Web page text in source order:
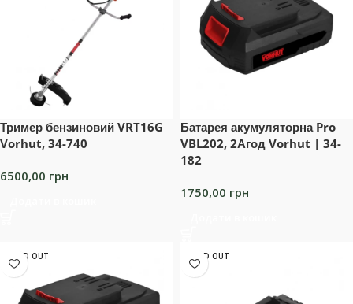
Тример бензиновий VRT16G
Vorhut, 34-740
6500,00 грн
Батарея акумуляторна Pro
VBL202, 2Агод Vorhut | 34-
182
1750,00 грн
SOLD OUT SOLD OUT